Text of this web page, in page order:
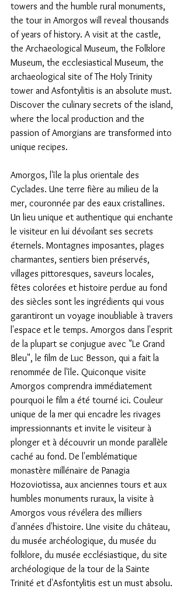
towers and the humble rural monuments,
the tour in Amorgos will reveal thousands
of years of history. A visit at the castle,
the Archaeological Museum, the Folklore
Museum, the ecclesiastical Museum, the
archaeological site of The Holy Trinity
tower and Asfontylitis is an absolute must.
Discover the culinary secrets of the island,
where the local production and the
passion of Amorgians are transformed into
unique recipes.
Amorgos, l'île la plus orientale des
Cyclades. Une terre fière au milieu de la
mer, couronnée par des eaux cristallines.
Un lieu unique et authentique qui enchante
le visiteur en lui dévoilant ses secrets
éternels. Montagnes imposantes, plages
charmantes, sentiers bien préservés,
villages pittoresques, saveurs locales,
fêtes colorées et histoire perdue au fond
des siècles sont les ingrédients qui vous
garantiront un voyage inoubliable à travers
l'espace et le temps. Amorgos dans l'esprit
de la plupart se conjugue avec "Le Grand
Bleu", le film de Luc Besson, qui a fait la
renommée de l'île. Quiconque visite
Amorgos comprendra immédiatement
pourquoi le film a été tourné ici. Couleur
unique de la mer qui encadre les rivages
impressionnants et invite le visiteur à
plonger et à découvrir un monde parallèle
caché au fond. De l'emblématique
monastère millénaire de Panagia
Hozoviotissa, aux anciennes tours et aux
humbles monuments ruraux, la visite à
Amorgos vous révélera des milliers
d'années d'histoire. Une visite du château,
du musée archéologique, du musée du
folklore, du musée ecclésiastique, du site
archéologique de la tour de la Sainte
Trinité et d'Asfontylitis est un must absolu.